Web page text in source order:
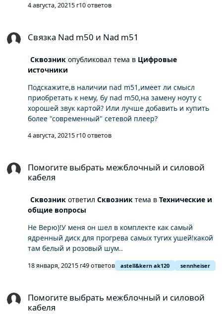
того или лучше взять к примеру новый Cambridge
4 августа, 20215 г10 ответов
Связка Nad m50 и Nad m51
Сквозникопубликовал тема в Цифровые
источники
Подскажите,в наличии nad m51,имеет ли смысл
приобретать к нему, бу nad m50,на замену ноуту с
хорошей звук картой? Или лучше добавить и купить
более "современный" сетевой плеер?
4 августа, 20215 г10 ответов
Помогите выбрать межблочный и силовой
кабеля
Сквозникответил Сквозниктема в Технические и
общие вопросы
Не Верю)!У меня он шел в комплекте как самый
ядренный диск для прогрева самых тугих ушей!какой
там белый и розовый шум..
18 января, 20215 г49 ответов astell&kern ak120 sennheiser
Помогите выбрать межблочный и силовой
кабеля